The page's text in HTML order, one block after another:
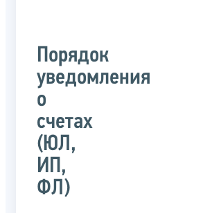
Порядок
уведомления
о
счетах
(ЮЛ,
ИП,
ФЛ)